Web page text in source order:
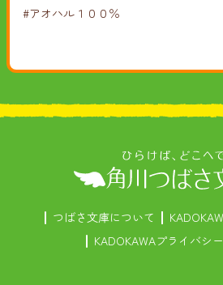
#アオハル１００％
つばさ文庫について
KADOKAWAプライバシ